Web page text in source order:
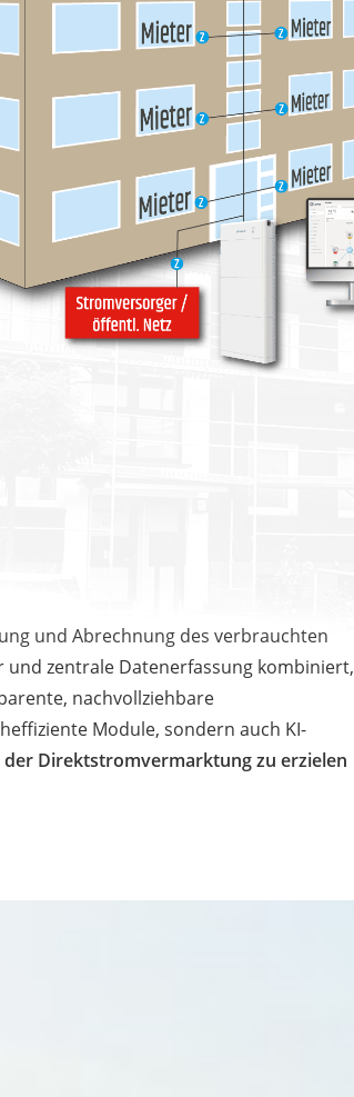
und Abrechnung des verbrauchten
zentrale Datenerfassung kombiniert,
nachvollziehbare
Module, sondern auch KI-
der Direktstromvermarktung zu erzielen